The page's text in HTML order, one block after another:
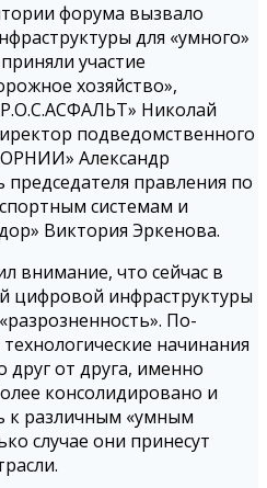
форума вызвало
для «умного»
участие
хозяйство»,
Николай
подведомственного
Александр
председателя правления по
системам и
Виктория Эркенова.
внимание, что сейчас в
цифровой инфраструктуры
По-
начинания
друг от друга, именно
консолидировано и
к различным «умным
случае они принесут